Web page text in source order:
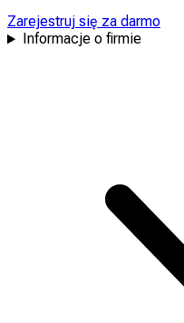
Zarejestruj się za darmo
Informacje o firmie